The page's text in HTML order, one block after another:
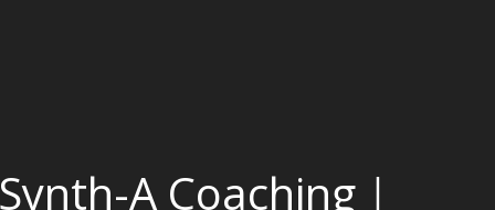
A Coaching｜